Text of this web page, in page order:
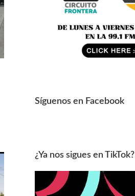
Síguenos en Facebook
¿Ya nos sigues en TikTok?